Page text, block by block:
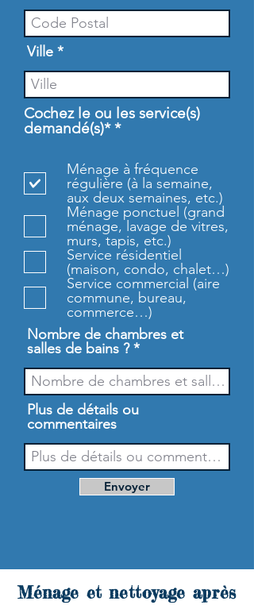
Ville
Cochez le ou les service(s)
demandé(s)* *O
g
a
t
o
i
r
e
Ménage à fréquence
régulière (à la semaine,
aux deux semaines, etc.)
Ménage ponctuel (grand
ménage, lavage de vitres,
murs, tapis, etc.)
Service résidentiel
(maison, condo, chalet…)
Service commercial (aire
commune, bureau,
commerce…)
Nombre de chambres et
salles de bains ?
Plus de détails ou
commentaires
Envoyer
Ménage et nettoyage après